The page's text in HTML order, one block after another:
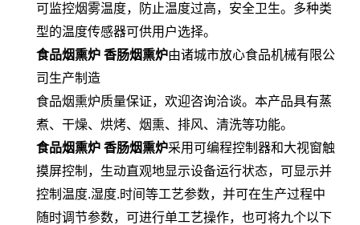
可监控烟雾温度，防止温度过高，安全卫生。多种类
型的温度传感器可供用户选择。
食品烟熏炉 香肠烟熏炉由诸城市放心食品机械有限公
司生产制造
食品烟熏炉质量保证，欢迎咨询洽谈。本产品具有蒸
煮、干燥、烘烤、烟熏、排风、清洗等功能。
食品烟熏炉 香肠烟熏炉采用可编程控制器和大视窗触
摸屏控制，生动直观地显示设备运行状态，可显示并
控制温度.湿度.时间等工艺参数，并可在生产过程中
随时调节参数，可进行单工艺操作，也可将九个以下